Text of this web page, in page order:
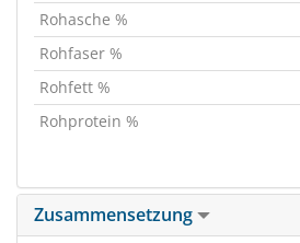
Rohasche %
Rohfaser %
Rohfett %
Rohprotein %
Zusammensetzung